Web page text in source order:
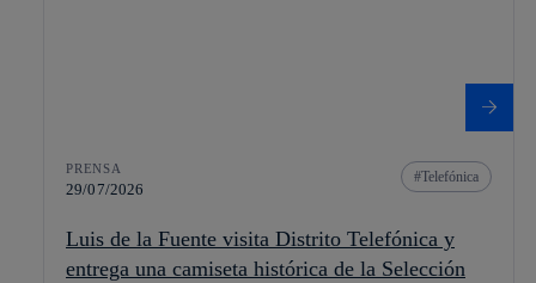
PRENSA
29/07/2026
Telefónica
Luis de la Fuente visita Distrito Telefónica y
entrega una camiseta histórica de la Selección